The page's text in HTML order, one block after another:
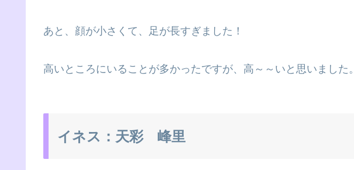
あと、顔が小さくて、足が長すぎました！
高いところにいることが多かったですが、高～～いと思いました。
イネス：天彩 峰里